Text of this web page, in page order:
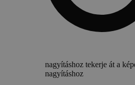
nagyításhoz tekerje át a
nagyításhoz